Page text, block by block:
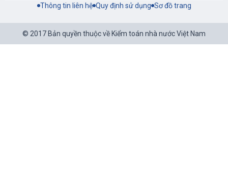
Thông tin liên hệ Quy định sử dụng Sơ đồ trang
© 2017 Bản quyền thuộc về Kiểm toán nhà nước Việt Nam